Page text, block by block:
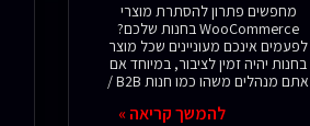
מחפשים פתרון להסתרת מוצרי
WooCommerce בחנות שלכם?
לפעמים אינכם מעוניינים שכל מוצר
בחנות יהיה זמין לציבור, במיוחד אם
אתם מנהלים משהו כמו חנות B2B /
להמשך קריאה »